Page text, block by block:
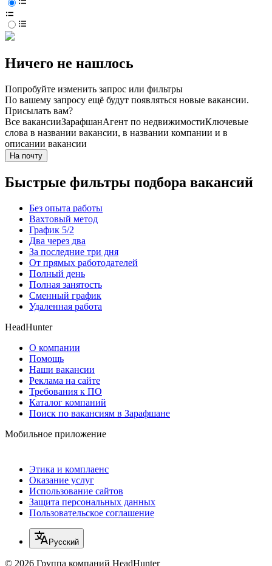
Ничего не нашлось
Попробуйте изменить запрос или фильтры
По вашему запросу ещё будут появляться новые вакансии.
Присылать вам?
Все вакансииЗарафшанАгент по недвижимостиКлючевые
слова в названии вакансии, в названии компании и в
описании вакансии
На почту
Быстрые фильтры подбора вакансий
Без опыта работы
Вахтовый метод
График 5/2
Два через два
За последние три дня
От прямых работодателей
Полный день
Полная занятость
Сменный график
Удаленная работа
HeadHunter
О компании
Помощь
Наши вакансии
Реклама на сайте
Требования к ПО
Каталог компаний
Поиск по вакансиям в Зарафшане
Мобильное приложение
Этика и комплаенс
Оказание услуг
Использование сайтов
Защита персональных данных
Пользовательское соглашение
Русский
© 2026 Группа компаний HeadHunter